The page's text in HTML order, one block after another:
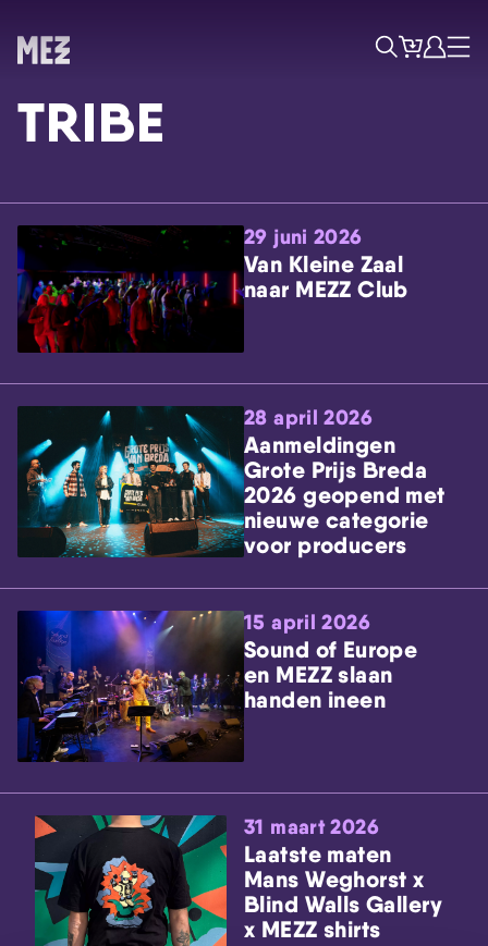
Skip navigatie
ZoekTicketsAccount
Menu
TRIBE
29 juni 2026
Van Kleine Zaal
naar MEZZ Club
28 april 2026
Aanmeldingen
Grote Prijs Breda
2026 geopend met
nieuwe categorie
voor producers
15 april 2026
Sound of Europe
en MEZZ slaan
handen ineen
31 maart 2026
Laatste maten
Mans Weghorst x
Blind Walls Gallery
x MEZZ shirts